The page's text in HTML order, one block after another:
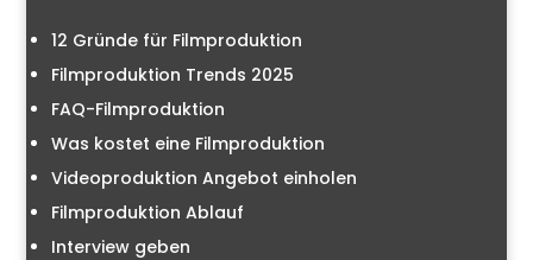
12 Gründe für Filmproduktion
Filmproduktion Trends 2025
FAQ-Filmproduktion
Was kostet eine Filmproduktion
Videoproduktion Angebot einholen
Filmproduktion Ablauf
Interview geben